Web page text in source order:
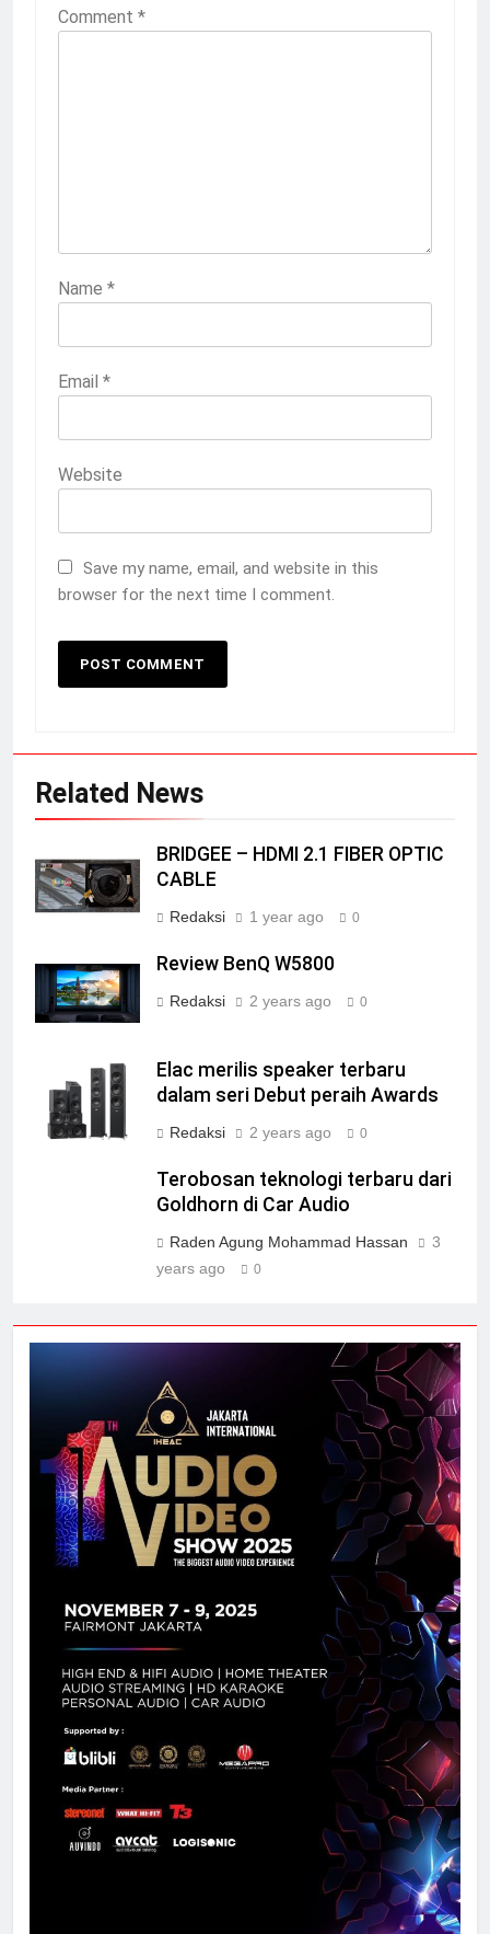
Comment *
Name *
Email *
Website
Save my name, email, and website in this
browser for the next time I comment.
Related News
BRIDGEE – HDMI 2.1 FIBER OPTIC
CABLE
Redaksi 1 year ago 0
Review BenQ W5800
Redaksi 2 years ago 0
Elac merilis speaker terbaru
dalam seri Debut peraih Awards
Redaksi 2 years ago 0
Terobosan teknologi terbaru dari
Goldhorn di Car Audio
Raden Agung Mohammad Hassan
3
years ago
0